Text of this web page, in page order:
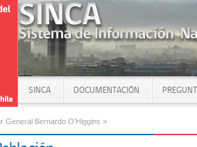
SINCA DOCUMENTACIÓN
General Bernardo O'Higgins »